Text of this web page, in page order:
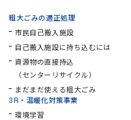
粗大ごみの適正処理
市民自己搬入施設
自己搬入施設に持ち込むには
資源物の直接持込
（センターリサイクル）
まだまだ使える粗大ごみ
3R・温暖化対策事業
環境学習